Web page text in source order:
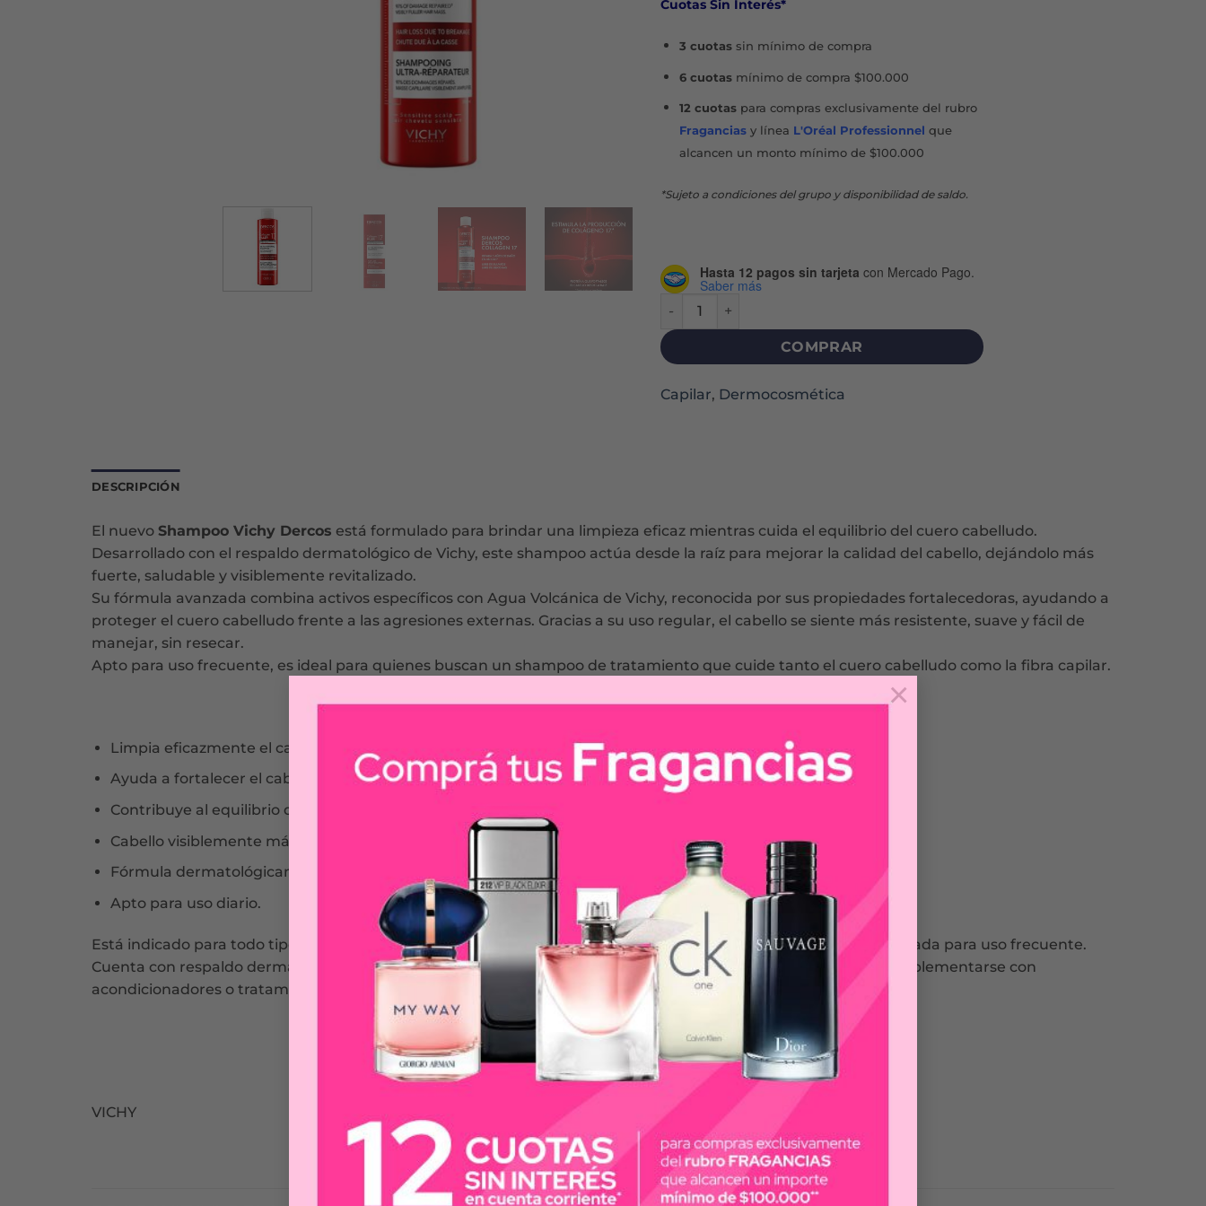
×
$59.423.
Cuotas Sin Interés*
3 cuotassin mínimo de compra
6 cuotasmínimo de compra $100.000
12 cuotaspara compras exclusivamente del rubro
Fraganciasy línea L'Oréal Professionnel que
alcancen un monto mínimo de $100.000
*Sujeto a condiciones del grupo y disponibilidad de saldo.
Hasta 12 pagos sin tarjeta con Mercado Pago.
Saber más
DERCOS COLLAGEN 17 SHAMPOO X 200 ML cantidad
COMPRAR
Capilar, Dermocosmética
DESCRIPCIÓN
El nuevo Shampoo Vichy Dercos está formulado para brindar una limpieza eficaz mientras cuida el equilibrio del cuero cabelludo.
Desarrollado con el respaldo dermatológico de Vichy, este shampoo actúa desde la raíz para mejorar la calidad del cabello, dejándolo más
fuerte, saludable y visiblemente revitalizado.
Su fórmula avanzada combina activos específicos con Agua Volcánica de Vichy, reconocida por sus propiedades fortalecedoras, ayudando a
proteger el cuero cabelludo frente a las agresiones externas. Gracias a su uso regular, el cabello se siente más resistente, suave y fácil de
manejar, sin resecar.
Apto para uso frecuente, es ideal para quienes buscan un shampoo de tratamiento que cuide tanto el cuero cabelludo como la fibra capilar.
Limpia eficazmente el cabello y el cuero cabelludo.
Ayuda a fortalecer el cabello desde la raíz.
Contribuye al equilibrio del cuero cabelludo.
Cabello visiblemente más saludable y revitalizado.
Fórmula dermatológicamente testeada.
Apto para uso diario.
Está indicado para todo tipo de cabello que necesite un cuidado dermatológico específico. Su fórmula está diseñada para uso frecuente.
Cuenta con respaldo dermatológico y está formulado para respetar el equilibrio del cuero cabelludo. Puede complementarse con
acondicionadores o tratamientos de la línea Vichy Dercos para mejores resultados.
VICHY